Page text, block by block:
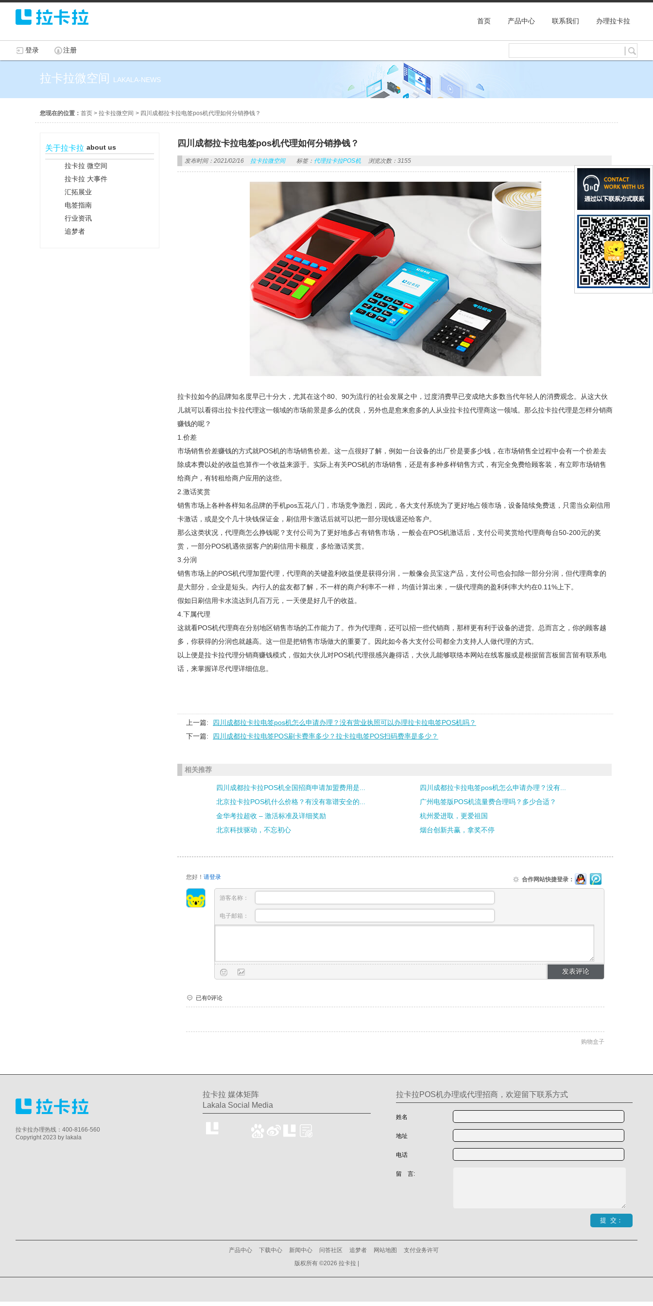
首页 产品中心 联系我们 办理拉卡拉
登录 注册
拉卡拉微空间 LAKALA-NEWS
您现在的位置： 首页 > 拉卡拉微空间 > 四川成都拉卡拉电签pos机代理如何分销挣钱？
关于拉卡拉 about us
拉卡拉 微空间
拉卡拉 大事件
汇拓展业
电签指南
行业资讯
追梦者
四川成都拉卡拉电签pos机代理如何分销挣钱？
发布时间：2021/02/16 拉卡拉微空间 标签： 代理拉卡拉POS机 浏览次数：3155
拉卡拉如今的品牌知名度早已十分大，尤其在这个80、90为流行的社会发展之中，过度消费早已变成绝大多数当代年轻人的消费观念。从这大伙
儿就可以看得出拉卡拉代理这一领域的市场前景是多么的优良，另外也是愈来愈多的人从业拉卡拉代理商这一领域。那么拉卡拉代理是怎样分销商
赚钱的呢？
1.价差
市场销售价差赚钱的方式就POS机的市场销售价差。这一点很好了解，例如一台设备的出厂价是要多少钱，在市场销售全过程中会有一个价差去
除成本费以处的收益也算作一个收益来源于。实际上有关POS机的市场销售，还是有多种多样销售方式，有完全免费给顾客装，有立即市场销售
给商户，有转租给商户应用的这些。
2.激话奖赏
销售市场上各种各样知名品牌的手机pos五花八门，市场竞争激烈，因此，各大支付系统为了更好地占领市场，设备陆续免费送，只需当众刷信用
卡激话，或是交个几十块钱保证金，刷信用卡激话后就可以把一部分现钱退还给客户。
那么这类状况，代理商怎么挣钱呢？支付公司为了更好地多占有销售市场，一般会在POS机激话后，支付公司奖赏给代理商每台50-200元的奖
赏，一部分POS机遇依据客户的刷信用卡额度，多给激话奖赏。
3.分润
销售市场上的POS机代理加盟代理，代理商的关键盈利收益便是获得分润，一般像会员宝这产品，支付公司也会扣除一部分分润，但代理商拿的
是大部分，企业是短头。内行人的盆友都了解，不一样的商户利率不一样，均值计算出来，一级代理商的盈利利率大约在0.11%上下。
假如日刷信用卡水流达到几百万元，一天便是好几千的收益。
4.下属代理
这就看POS机代理商在分别地区销售市场的工作能力了。作为代理商，还可以招一些代销商，那样更有利于设备的进货。总而言之，你的顾客越
多，你获得的分润也就越高。这一但是把销售市场做大的重要了。因此如今各大支付公司都全力支持人人做代理的方式。
以上便是拉卡拉代理分销商赚钱模式，假如大伙儿对POS机代理很感兴趣得话，大伙儿能够联络本网站在线客服或是根据留言板留言留有联系电
话，来掌握详尽代理详细信息。
上一篇:
四川成都拉卡拉电签pos机怎么申请办理？没有营业执照可以办理拉卡拉电签POS机吗？
下一篇:
四川成都拉卡拉电签POS刷卡费率多少？拉卡拉电签POS扫码费率是多少？
相关推荐
四川成都拉卡拉POS机全国招商申请加盟费用是...
四川成都拉卡拉电签pos机怎么申请办理？没有...
北京拉卡拉POS机什么价格？有没有靠谱安全的...
广州电签版POS机流量费合理吗？多少合适？
金华考拉超收 – 激活标准及详细奖励
杭州爱进取，更爱祖国
北京科技驱动，不忘初心
烟台创新共赢，拿奖不停
您好！请登录 合作网站快捷登录：
游客名称：
电子邮箱：
已有0评论
购物盒子
拉卡拉办理热线：400-8166-560
Copyright 2023 by lakala
拉卡拉 媒体矩阵
Lakala Social Media
拉卡拉POS机办理或代理招商，欢迎留下联系方式
姓名
地址
电话
留 言:
产品中心 下载中心 新闻中心 问答社区 追梦者 网站地图
支付业务许可
版权所有 ©2026 拉卡拉 |